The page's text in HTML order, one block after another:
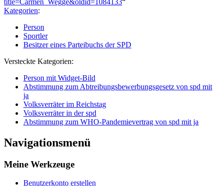
Kategorien:
Person
Sportler
Besitzer eines Parteibuchs der SPD
Versteckte Kategorien:
Person mit Widget-Bild
Abstimmung zum Abtreibungsbewerbungsgesetz von spd mit
ja
Volksverräter im Reichstag
Volksverräter in der spd
Abstimmung zum WHO-Pandemievertrag von spd mit ja
Navigationsmenü
Meine Werkzeuge
Benutzerkonto erstellen